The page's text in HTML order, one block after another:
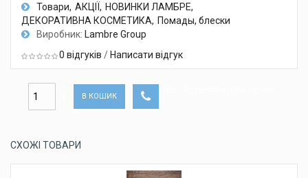
Товари АКЦІЇ
НОВИНКИ ЛАМБРЕ
ДЕКОРАТИВНА КОСМЕТИКА
Помады, блески
Виробник: Lambre Group
0 відгуків / Написати відгук
В КОШИК
СХОЖІ ТОВАРИ